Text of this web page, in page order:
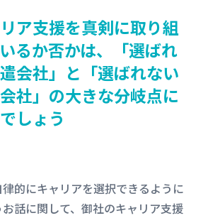
ア支援を真剣に取り組
るか否かは、「選ばれ
会社」と「選ばれない
社」の大きな分岐点に
しょう
的にキャリアを選択できるように
お話に関して、御社のキャリア支援